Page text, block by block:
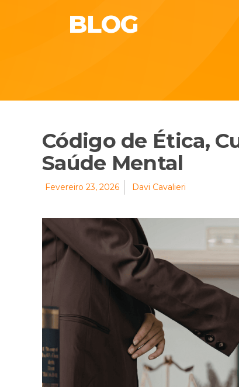
BLOG
Código de Ética,
Saúde Mental
Fevereiro 23, 2026 Davi Cavalieri